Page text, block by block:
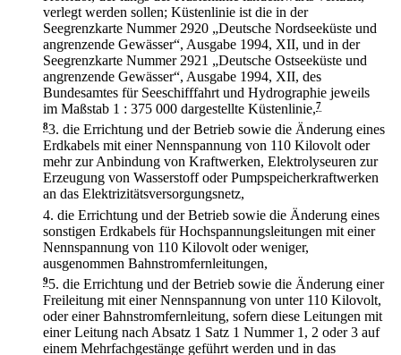
verlegt werden sollen; Küstenlinie ist die in der
Seegrenzkarte Nummer 2920 „Deutsche Nordseeküste und
angrenzende Gewässer“, Ausgabe 1994, XII, und in der
Seegrenzkarte Nummer 2921 „Deutsche Ostseeküste und
angrenzende Gewässer“, Ausgabe 1994, XII, des
Bundesamtes für Seeschifffahrt und Hydrographie jeweils
im Maßstab 1 : 375 000 dargestellte Küstenlinie,7
83. die Errichtung und der Betrieb sowie die Änderung eines
Erdkabels mit einer Nennspannung von 110 Kilovolt oder
mehr zur Anbindung von Kraftwerken, Elektrolyseuren zur
Erzeugung von Wasserstoff oder Pumpspeicherkraftwerken
an das Elektrizitätsversorgungsnetz,
4. die Errichtung und der Betrieb sowie die Änderung eines
sonstigen Erdkabels für Hochspannungsleitungen mit einer
Nennspannung von 110 Kilovolt oder weniger,
ausgenommen Bahnstromfernleitungen,
95. die Errichtung und der Betrieb sowie die Änderung einer
Freileitung mit einer Nennspannung von unter 110 Kilovolt,
oder einer Bahnstromfernleitung, sofern diese Leitungen mit
einer Leitung nach Absatz 1 Satz 1 Nummer 1, 2 oder 3 auf
einem Mehrfachgestänge geführt werden und in das